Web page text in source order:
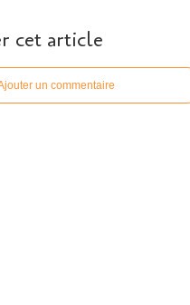
cet article
un commentaire